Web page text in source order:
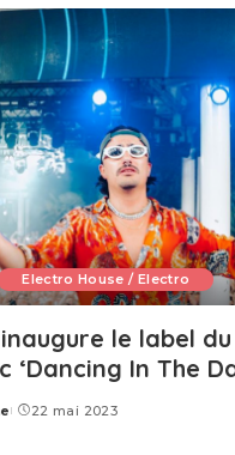
Electro House / Electro
le label du
‘Dancing In The
22 mai 2023